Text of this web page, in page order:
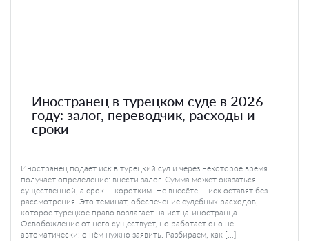
Иностранец в турецком суде в 2026
году: залог, переводчик, расходы и
сроки
Иностранец подаёт иск в турецкий суд и через некоторое время
получает определение: внести залог. Сумма может оказаться
существенной, а срок — коротким. Не внесёте — иск оставят без
рассмотрения. Это теминат, обеспечение судебных расходов,
которое турецкое право возлагает на истца-иностранца.
Освобождение от него существует, но работает оно не
автоматически: о нём нужно заявить. Разбираем, как […]